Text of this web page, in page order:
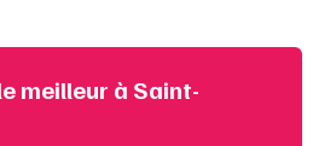
meilleur à Saint-